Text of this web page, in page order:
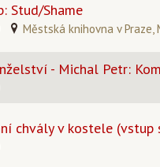
Stud/Shame
Městská knihovna v Praze,
- Michal Petr:
chvály v kostele (vstup